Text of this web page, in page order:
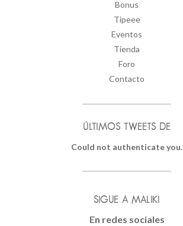
Bonus
Tipeee
Eventos
Tienda
Foro
Contacto
ÚLTIMOS TWEETS DE
Could not authenticate you.
SIGUE A MALIKI
En redes sociales